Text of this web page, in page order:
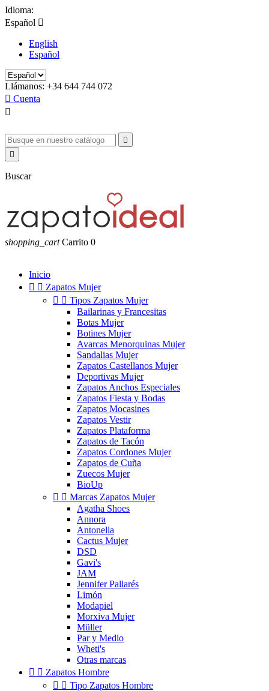
Idioma:
Español 
English
Español
Llámanos: +34 644 744 072
 Cuenta



Buscar
shopping_cart Carrito 0
Inicio
  Zapatos Mujer
  Tipos Zapatos Mujer
Bailarinas y Francesitas
Botas Mujer
Botines Mujer
Avarcas Menorquinas Mujer
Sandalias Mujer
Zapatos Castellanos Mujer
Deportivas Mujer
Zapatos Anchos Especiales
Zapatos Fiesta y Bodas
Zapatos Mocasines
Zapatos Vestir
Zapatos Plataforma
Zapatos de Tacón
Zapatos Cordones Mujer
Zapatos de Cuña
Zuecos Mujer
BioUp
  Marcas Zapatos Mujer
Agatha Shoes
Annora
Antonella
Cactus Mujer
DSD
Gavi's
JAM
Jennifer Pallarés
Limón
Modapiel
Morxiva Mujer
Müller
Par y Medio
Wheti's
Otras marcas
  Zapatos Hombre
  Tipo Zapatos Hombre